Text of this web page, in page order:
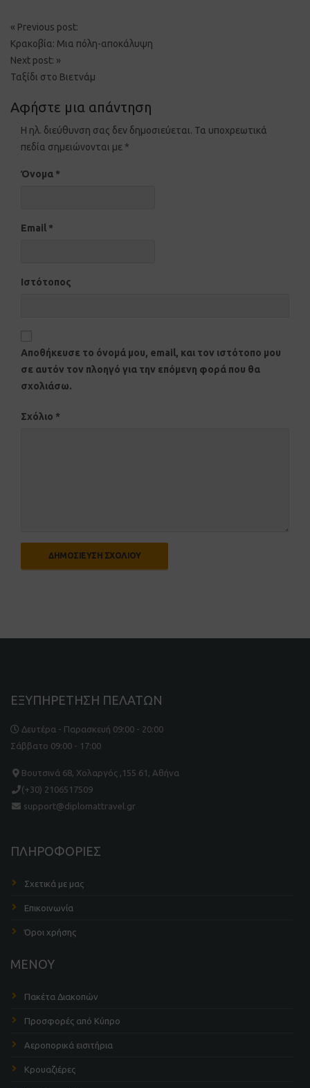
Post
navigation
« Previous post:
Κρακοβία: Μια πόλη-αποκάλυψη
Next post: »
Ταξίδι στο Βιετνάμ
Αφήστε μια απάντηση
Η ηλ. διεύθυνση σας δεν δημοσιεύεται. Τα υποχρεωτικά
πεδία σημειώνονται με *
Όνομα *
Email *
Ιστότοπος
Αποθήκευσε το όνομά μου, email, και τον ιστότοπο μου
σε αυτόν τον πλοηγό για την επόμενη φορά που θα
σχολιάσω.
Σχόλιο *
ΕΞΥΠΗΡΕΤΗΣΗ ΠΕΛΑΤΩΝ
Δευτέρα - Παρασκευή 09:00 - 20:00
Σάββατο 09:00 - 17:00
Βουτσινά 68, Χολαργός ,155 61, Αθήνα
(+30) 2106517509
support@diplomattravel.gr
ΠΛΗΡΟΦΟΡΙΕΣ
Σχετικά με μας
Επικοινωνία
Όροι χρήσης
ΜΕΝΟΥ
Πακέτα Διακοπών
Προσφορές από Κύπρο
Αεροπορικά εισιτήρια
Κρουαζιέρες